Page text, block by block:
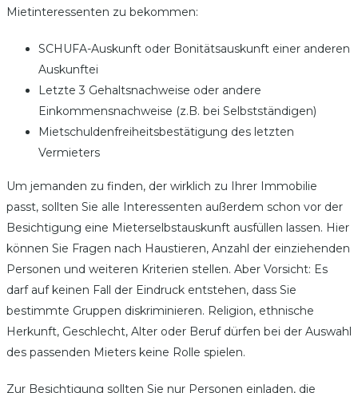
Mietinteressenten zu bekommen:
SCHUFA-Auskunft oder Bonitätsauskunft einer anderen
Auskunftei
Letzte 3 Gehaltsnachweise oder andere
Einkommensnachweise (z.B. bei Selbstständigen)
Mietschuldenfreiheitsbestätigung des letzten
Vermieters
Um jemanden zu finden, der wirklich zu Ihrer Immobilie
passt, sollten Sie alle Interessenten außerdem schon vor der
Besichtigung eine Mieterselbstauskunft ausfüllen lassen. Hier
können Sie Fragen nach Haustieren, Anzahl der einziehenden
Personen und weiteren Kriterien stellen. Aber Vorsicht: Es
darf auf keinen Fall der Eindruck entstehen, dass Sie
bestimmte Gruppen diskriminieren. Religion, ethnische
Herkunft, Geschlecht, Alter oder Beruf dürfen bei der Auswahl
des passenden Mieters keine Rolle spielen.
Zur Besichtigung sollten Sie nur Personen einladen, die